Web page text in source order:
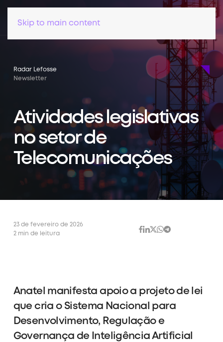
Skip to main content
Radar Lefosse
Newsletter
Atividades legislativas
no setor de
Telecomunicações
23 de fevereiro de 2026
2 min de leitura
Anatel manifesta apoio a projeto de lei
que cria o Sistema Nacional para
Desenvolvimento, Regulação e
Governança de Inteligência Artificial